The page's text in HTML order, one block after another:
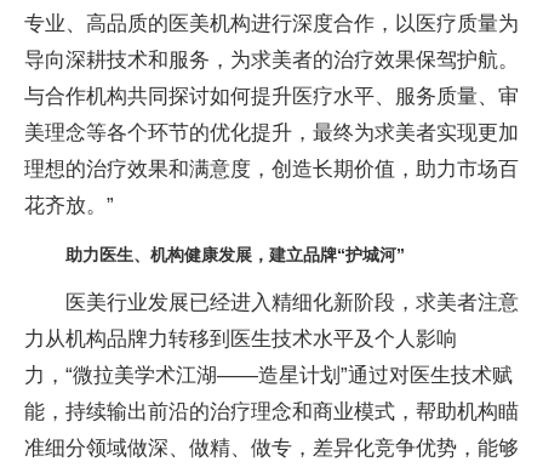
专业、高品质的医美机构进行深度合作，以医疗质量为
导向深耕技术和服务，为求美者的治疗效果保驾护航。
与合作机构共同探讨如何提升医疗水平、服务质量、审
美理念等各个环节的优化提升，最终为求美者实现更加
理想的治疗效果和满意度，创造长期价值，助力市场百
花齐放。”
助力医生、机构健康发展，建立品牌“护城河”
医美行业发展已经进入精细化新阶段，求美者注意
力从机构品牌力转移到医生技术水平及个人影响
力，“微拉美学术江湖——造星计划”通过对医生技术赋
能，持续输出前沿的治疗理念和商业模式，帮助机构瞄
准细分领域做深、做精、做专，差异化竞争优势，能够